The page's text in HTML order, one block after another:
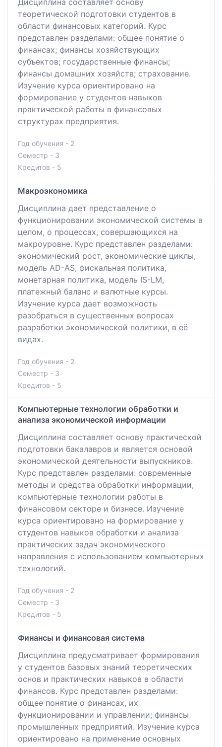
теоретической подготовки студентов в
области финансовых категорий. Курс
представлен разделами: общее понятие о
финансах; финансы хозяйствующих
субъектов; государственные финансы;
финансы домашних хозяйств; страхование.
Изучение курса ориентировано на
формирование у студентов навыков
практической работы в финансовых
структурах предприятия.
Год обучения - 2
Семестр - 3
Кредитов - 5
Макроэкономика
Дисциплина дает представление о
функционировании экономической системы в
целом, о процессах, совершающихся на
макроуровне. Курс представлен разделами:
экономический рост, экономические циклы,
модель AD-AS, фискальная политика,
монетарная политика, модель IS-LM,
платежный баланс и валютные курсы.
Изучение курса дает возможность
разобраться в существенных вопросах
разработки экономической политики, в её
видах.
Год обучения - 2
Семестр - 3
Кредитов - 5
Компьютерные технологии обработки и
анализа экономической информации
Дисциплина составляет основу практической
подготовки бакалавров и является основой
экономической деятельности выпускников.
Курс представлен разделами: современные
методы и средства обработки информации,
компьютерные технологии работы в
финансовом секторе и бизнесе. Изучение
курса ориентировано на формирование у
студентов навыков обработки и анализа
практических задач экономического
направления с использованием компьютерных
технологий.
Год обучения - 2
Семестр - 3
Кредитов - 5
Финансы и финансовая система
Дисциплина предусматривает формирования
у студентов базовых знаний теоретических
основ и практических навыков в области
финансов. Курс представлен разделами:
общее понятие о финансах, их
функционировании и управлении; финансы
промышленных предприятий. Изучение курса
ориентировано на применение основных